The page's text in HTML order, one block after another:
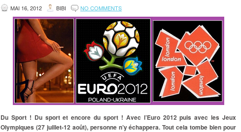
MAI 16, 2012 BIBI NO COMMENTS
Du Sport ! Du sport et encore du sport ! Avec l’Euro 2012 puis avec les Jeux
Olympiques (27 juillet-12 août), personne n’y échappera. Tout cela tombe bien pour